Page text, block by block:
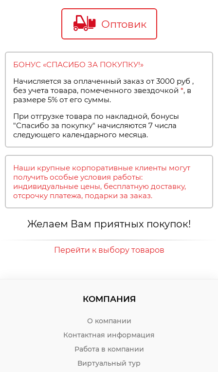
Оптовик
БОНУС «СПАСИБО ЗА ПОКУПКУ!»
Начисляется за оплаченный заказ от 3000 руб ,
без учета товара, помеченного звездочкой *, в
размере 5% от его суммы.
При отгрузке товара по накладной, бонусы
"Спасибо за покупку" начисляются 7 числа
следующего календарного месяца.
Наши крупные корпоративные клиенты могут
получить особые условия работы:
индивидуальные цены, бесплатную доставку,
отсрочку платежа, подарки за заказ.
Желаем Вам приятных покупок!
Перейти к выбору товаров
КОМПАНИЯ
О компании
Контактная информация
Работа в компании
Виртуальный тур